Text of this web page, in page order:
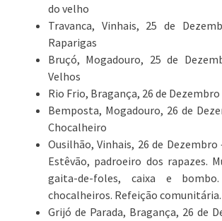
do velho
Travanca, Vinhais, 25 de
Raparigas
Bruçó, Mogadouro, 25 de
Velhos
Rio Frio, Bragança, 26 de Dezembro
Bemposta, Mogadouro, 26 de
Chocalheiro
Ousilhão, Vinhais, 26 de Dezembro
Estêvão, padroeiro dos rapazes.
gaita-de-foles, caixa e
chocalheiros. Refeição comunitária.
Grijó de Parada, Bragança, 26 de